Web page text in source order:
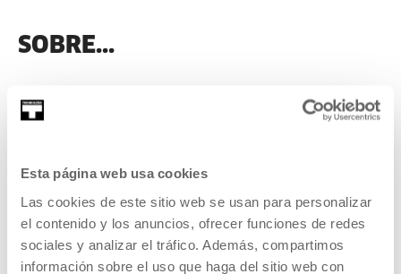
Esta página web usa cookies
Las cookies de este sitio web se usan para personalizar
el contenido y los anuncios, ofrecer funciones de redes
sociales y analizar el tráfico. Además, compartimos
información sobre el uso que haga del sitio web con
SOBRE...
Kimia Kamvari
Kimia Kamvari (Colonia, 1986) es licenciada en
pintura por la...
MÁS INFORMACIÓN